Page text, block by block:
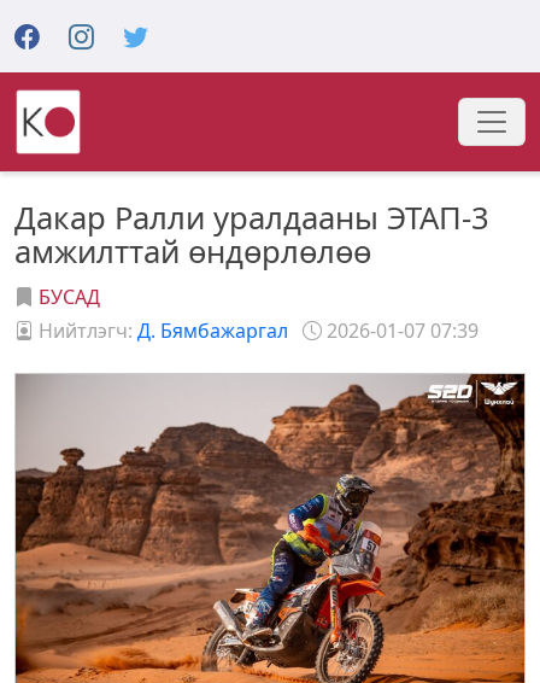
Дакар Ралли уралдааны ЭТАП-3
амжилттай өндөрлөлөө
БУСАД
Нийтлэгч: Д. Бямбажаргал 2026-01-07 07:39